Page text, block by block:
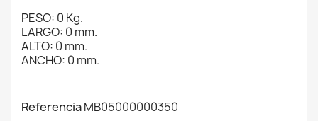
PESO: 0 Kg.
LARGO: 0 mm.
ALTO: 0 mm.
ANCHO: 0 mm.
ReferenciaMB05000000350